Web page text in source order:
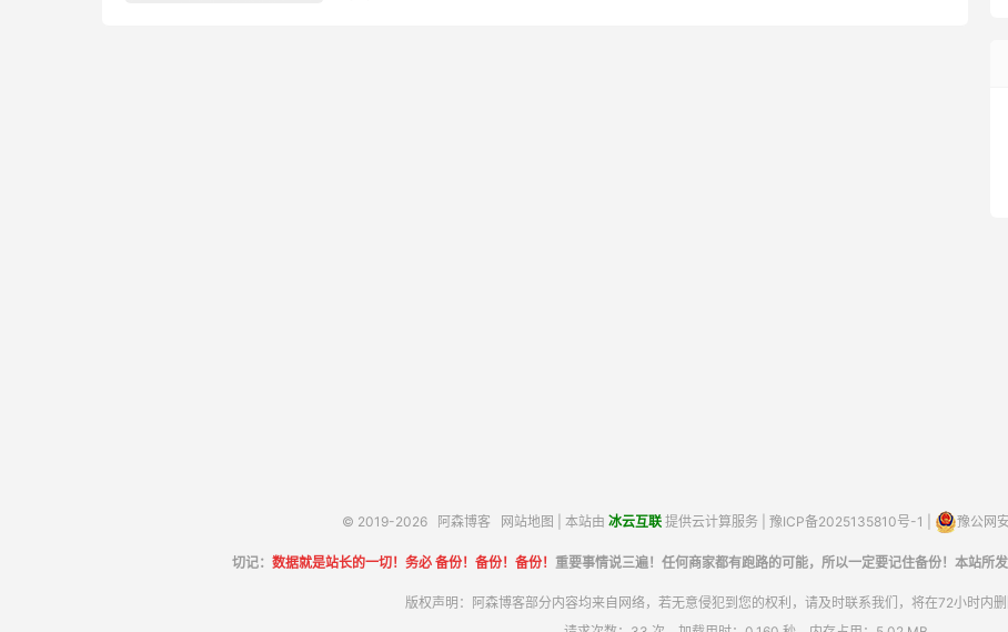
© 2019-2026 阿森博客 网站地图 | 本站由 冰云互联 提供云计算服务 | 豫ICP备2025135810号-1 豫公网
切记： 数据就是站长的一切！务必 备份！备份！备份！ 重要事情说三遍！任何商家都有跑路的可能，所以一定要记住备份！本站所
版权声明：阿森博客部分内容均来自网络，若无意侵犯到您的权利，请及时联系我们，将在72小时内删